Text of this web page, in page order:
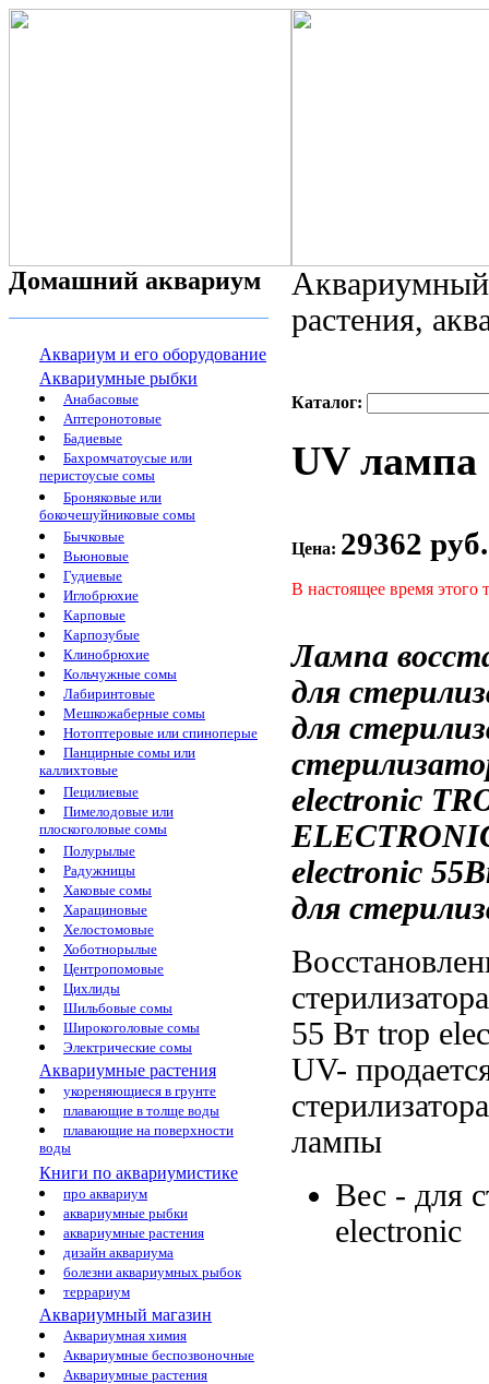
Домашний аквариум
Аквариум и его оборудование
Аквариумные рыбки
Анабасовые
Аптеронотовые
Бадиевые
Бахромчатоусые или
перистоусые сомы
Броняковые или
бокочешуйниковые сомы
Бычковые
Вьюновые
Гудиевые
Иглобрюхие
Карповые
Карпозубые
Клинобрюхие
Кольчужные сомы
Лабиринтовые
Мешкожаберные сомы
Нотоптеровые или спиноперые
Панцирные сомы или
каллихтовые
Пецилиевые
Пимелодовые или
плоскоголовые сомы
Полурылые
Радужницы
Хаковые сомы
Харациновые
Хелостомовые
Хоботнорылые
Центропомовые
Цихлиды
Шильбовые сомы
Широкоголовые сомы
Электрические сомы
Аквариумные растения
укореняющиеся в грунте
плавающие в толще воды
плавающие на поверхности
воды
Книги по аквариумистике
про аквариум
аквариумные рыбки
аквариумные растения
дизайн аквариума
болезни аквариумных рыбок
террариум
Аквариумный магазин
Аквариумная химия
Аквариумные беспозвоночные
Аквариумные растения
растения,
Каталог:
UV лампа
Цена: 29362 руб.
В настоящее время этого
Лампа
для
для
electronic
electronic
для
55 Вт trop
UV-
лампы
Вес - для
electronic